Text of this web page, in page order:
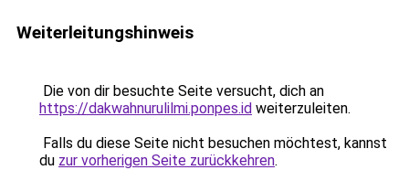
Weiterleitungshinweis
Die von dir besuchte Seite versucht, dich an
https://dakwahnurulilmi.ponpes.id weiterzuleiten.
Falls du diese Seite nicht besuchen möchtest, kannst
du zur vorherigen Seite zurückkehren.